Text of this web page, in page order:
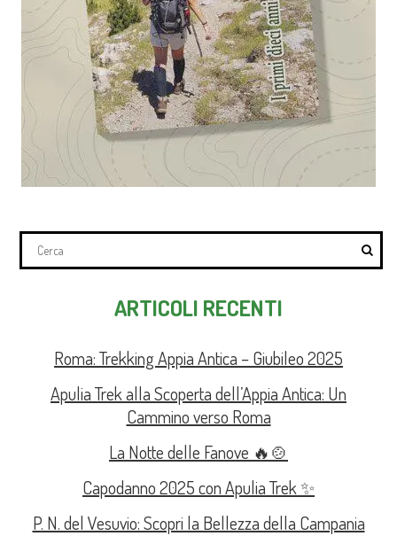
ARTICOLI RECENTI
Roma: Trekking Appia Antica – Giubileo 2025
Apulia Trek alla Scoperta dell’Appia Antica: Un
Cammino verso Roma
La Notte delle Fanove 🔥🍲
Capodanno 2025 con Apulia Trek ✨
P. N. del Vesuvio: Scopri la Bellezza della Campania